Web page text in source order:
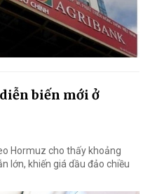
biến mới ở
Hormuz cho thấy khoảng
lớn, khiến giá dầu đảo chiều